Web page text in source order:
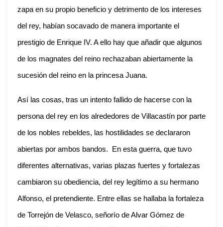
zapa en su propio beneficio y detrimento de los intereses
del rey, habían socavado de manera importante el
prestigio de Enrique IV. A ello hay que añadir que algunos
de los magnates del reino rechazaban abiertamente la
sucesión del reino en la princesa Juana.
Así las cosas, tras un intento fallido de hacerse con la
persona del rey en los alrededores de Villacastín por parte
de los nobles rebeldes, las hostilidades se declararon
abiertas por ambos bandos. En esta guerra, que tuvo
diferentes alternativas, varias plazas fuertes y fortalezas
cambiaron su obediencia, del rey legítimo a su hermano
Alfonso, el pretendiente. Entre ellas se hallaba la fortaleza
de Torrejón de Velasco, señorío de Alvar Gómez de